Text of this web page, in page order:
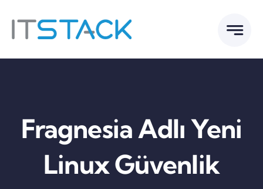
content
Fragnesia Adlı Yeni
Linux Güvenlik